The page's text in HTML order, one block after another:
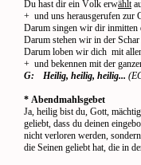
Du hast dir ein Volk erwählt
+ und uns herausgerufen zur
Darum singen wir dir inmitten
Darum stehen wir in der
Darum loben wir dich mit
+ und bekennen mit der
G:
Heilig, heilig, heilig...
* Abendmahlsgebet
Ja, heilig bist du, Gott,
geliebt, dass du deinen
nicht verloren werden,
die Seinen geliebt hat, die in